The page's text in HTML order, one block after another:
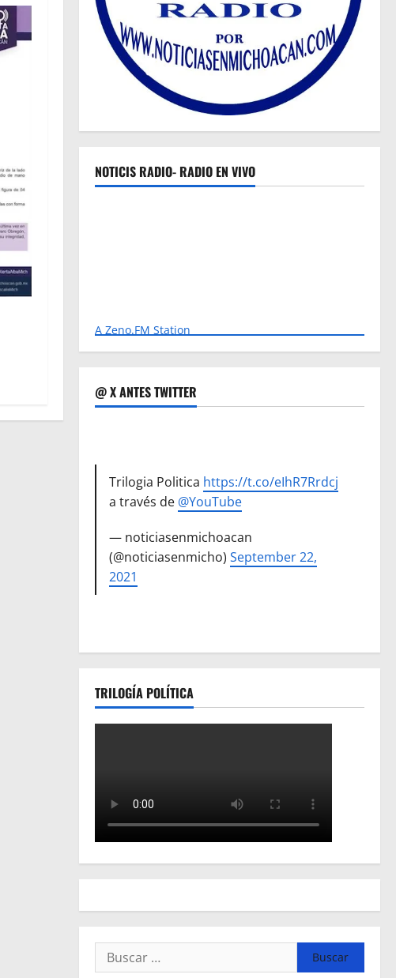
NOTICIS RADIO- RADIO EN VIVO
A Zeno.FM Station
@ X ANTES TWITTER
Trilogia Politica https://t.co/eIhR7Rrdcj
a través de @YouTube
— noticiasenmichoacan
(@noticiasenmicho)September 22,
2021
TRILOGÍA POLÍTICA
Buscar: